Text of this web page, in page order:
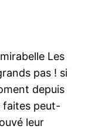
Les
pas ! si
depuis
faites peut-
leur